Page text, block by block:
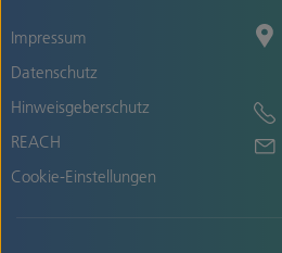
Impressum
Datenschutz
Hinweisgeberschutz
REACH
Cookie-Einstellungen